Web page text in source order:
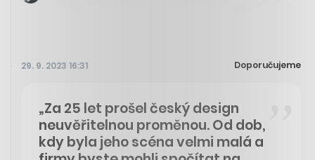
29. 9. 2023 16:31 Doporučujeme
„Za 25 let prošel český design
neuvěřitelnou proměnou. Od dob,
kdy byla jeho scéna velmi malá a